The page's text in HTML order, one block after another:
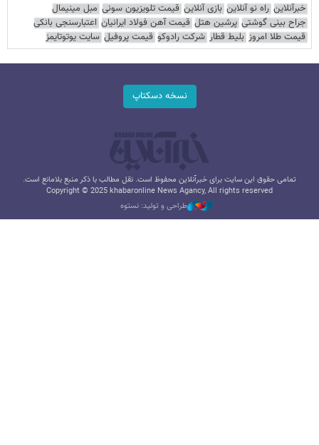
خبرآنلاین راه نو آنلاین بازی آنلاین قیمت تلویزیون سونی مبل مینیمال
جراح بینی گوشتی پرشین هتل قیمت آهن فولاد ایرانیان اعتبارسنجی بانکی
قیمت طلا امروز بلیط قطار شرکت رادوکو قیمت پروفیل سایت یوتوتایمز
نسخه دسکتاپ
تمامی حقوق این سایت برای خبرآنلاین محفوظ است. نقل مطالب با ذکر منبع بلامانع است.
Copyright © 2025 khabaronline News Agancy, All rights reserved
طراحی و تولید: نستوه